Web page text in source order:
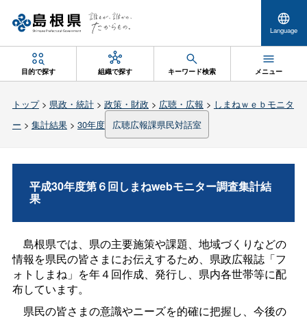
Language
目的で探す 組織で探す キーワード検索 メニュー
トップ> 県政・統計> 政策・財政 > 広聴・広報 > しまねｗｅｂモニタ
ー > 集計結果> 30年度 広聴広報課県民対話室
平成30年度第６回しまねwebモニター調査集計結
果
島根県では、県の主要施策や課題、地域づくりなどの
情報を県民の皆さまにお伝えするため、県政広報誌「フ
ォトしまね」を年４回作成、発行し、県内各世帯等に配
布しています。
県民の皆さまの意識やニーズを的確に把握し、今後の